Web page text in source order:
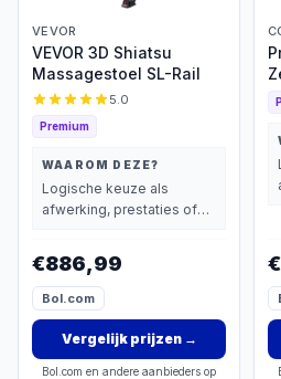
VEVOR
VEVOR 3D Shiatsu
Massagestoel SL-Rail
5.0
Premium
WAAROM DEZE?
Logische keuze als
afwerking, prestaties of
€886,99
Bol.com
Vergelijk prijzen→
Bol.com en andere aanbieders op